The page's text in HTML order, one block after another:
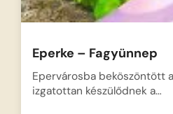
Eperke – Fagyünnep
Epervárosba beköszöntött
izgatottan készülődnek a…